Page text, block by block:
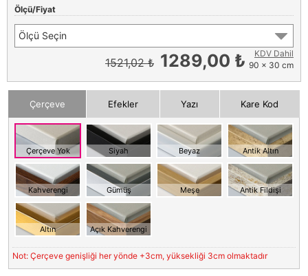
Ölçü/Fiyat
Ölçü Seçin
1521,02 ₺ 1289,00 ₺
KDV Dahil
90 x 30 cm
Çerçeve Efekler Yazı Kare Kod
Çerçeve Yok Siyah Beyaz Antik Altın
Kahverengi Gümüş Meşe Antik Fildişi
Altın Açık Kahverengi
Not: Çerçeve genişliği her yönde +3cm, yüksekliği 3cm olmaktadır